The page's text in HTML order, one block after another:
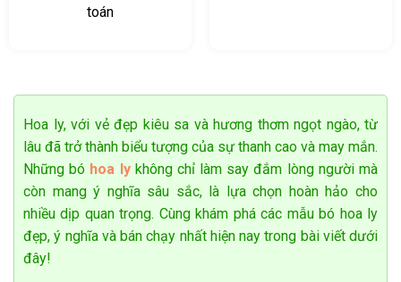
toán
Hoa ly, với vẻ đẹp kiêu sa và hương thơm ngọt ngào, từ
lâu đã trở thành biểu tượng của sự thanh cao và may mắn.
Nhữngbó hoa lykhông chỉ làm say đắm lòng người mà
còn mang ý nghĩa sâu sắc, là lựa chọn hoàn hảo cho
nhiều dịp quan trọng. Cùng khám phá các mẫubó hoa ly
đẹp, ý nghĩa và bán chạy nhất hiện nay trong bài viết dưới
đây!